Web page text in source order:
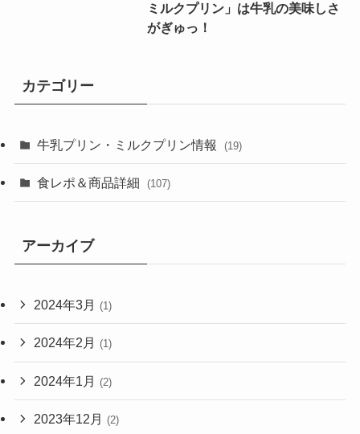
ミルクプリン」は牛乳の美味しさ
がぎゅっ！
カテゴリー
牛乳プリン・ミルクプリン情報 (19)
食レポ＆商品詳細 (107)
アーカイブ
2024年3月 (1)
2024年2月 (1)
2024年1月 (2)
2023年12月 (2)